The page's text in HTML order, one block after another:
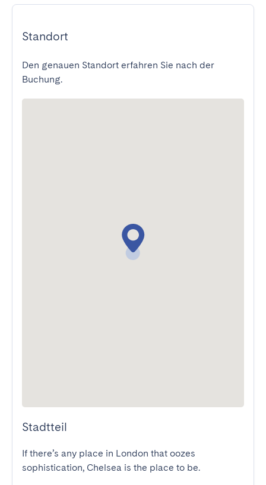
Standort
Den genauen Standort erfahren Sie nach der
Buchung.
Stadtteil
If there’s any place in London that oozes
sophistication, Chelsea is the place to be.